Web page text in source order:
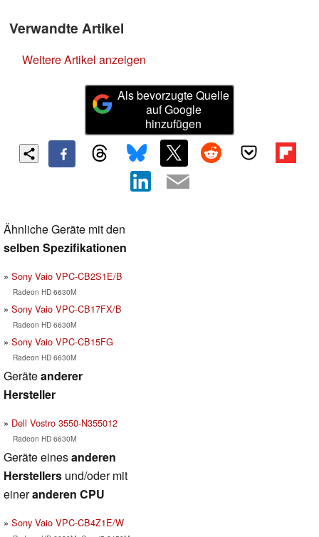
Verwandte Artikel
Weitere Artikel anzeigen
Als bevorzugte Quelle
auf Google
hinzufügen
Ähnliche Geräte mit den
selben Spezifikationen
Sony Vaio VPC-CB2S1E/B
Radeon HD 6630M
Sony Vaio VPC-CB17FX/B
Radeon HD 6630M
Sony Vaio VPC-CB15FG
Radeon HD 6630M
Geräteanderer
Hersteller
Dell Vostro 3550-N355012
Radeon HD 6630M
Geräte einesanderen
Herstellers und/oder mit
eineranderen CPU
Sony Vaio VPC-CB4Z1E/W